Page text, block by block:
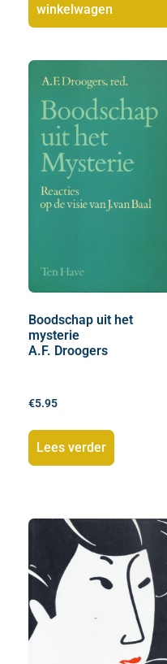
winkelwagen
Boodschap uit het
mysterie
A.F. Droogers
€5.95
Lees verder